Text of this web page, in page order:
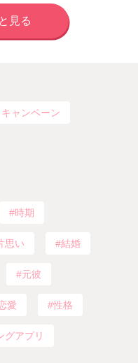
見る
キャンペーン
時期
思い 結婚
元彼
愛 性格
グアプリ